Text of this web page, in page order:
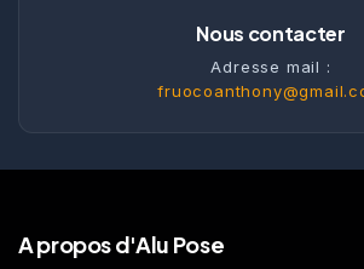
Nous contacter
Adresse mail :
A propos d'Alu Pose